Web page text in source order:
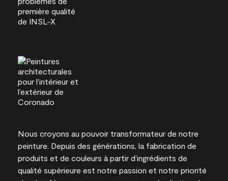
Nous croyons au pouvoir transformateur de notre
peinture. Depuis des générations, la fabrication de
produits et de couleurs à partir d’ingrédients de
qualité supérieure est notre passion et notre priorité